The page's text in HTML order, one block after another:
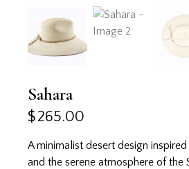
Sahara
$265.00
A minimalist desert design
and the serene atmosphere of the